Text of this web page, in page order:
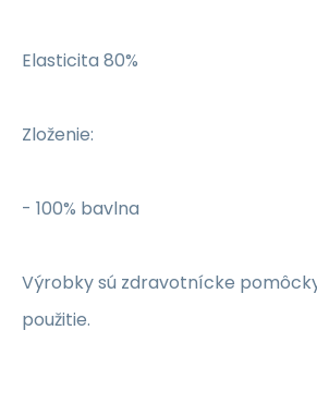
Elasticita 80%
Zloženie:
- 100% bavlna
Výrobky sú zdravotnícke
použitie.